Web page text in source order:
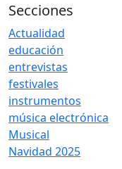
Secciones
Actualidad
educación
entrevistas
festivales
instrumentos
música electrónica
Musical
Navidad 2025